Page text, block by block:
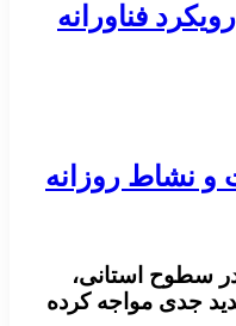
فناورانه
و نشاط روزانه
سطوح استانی،
جدی مواجه کرده